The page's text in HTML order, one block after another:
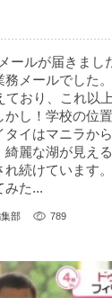
ールが届きまし
メールでした
おり、これ以
かし！学校の位
イはマニラか
綺麗な湖が見え
れ続けています
みた...
部 789